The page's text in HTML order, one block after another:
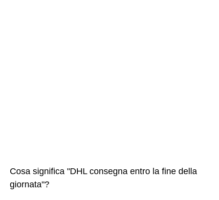
Cosa significa "DHL consegna entro la fine della
giornata"?